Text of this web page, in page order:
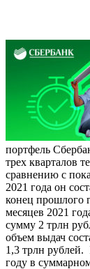
портфель
трех кварталов
сравнению с
2021 года он
конец прошлого
месяцев 2021
сумму 2 трлн
объем выдач
1,3 трлн рублей.
году в